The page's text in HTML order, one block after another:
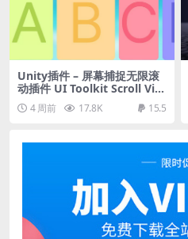
Unity插件 – 屏幕捕捉无限滚
动插件 UI Toolkit Scroll Vie
w Pro – Infinite Scrolling, S
napping, Paging
4 周前 17.8K 15.5